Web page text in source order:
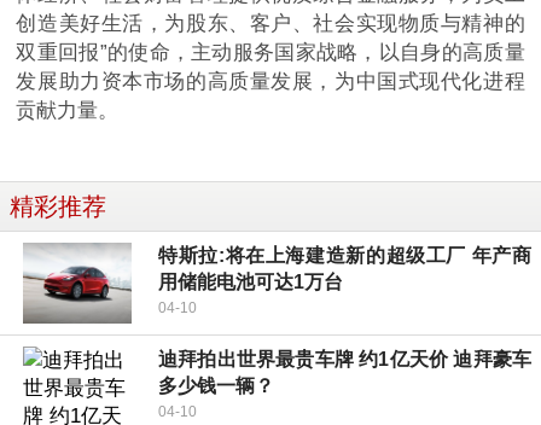
创造美好生活，为股东、客户、社会实现物质与精神的
双重回报”的使命，主动服务国家战略，以自身的高质量
发展助力资本市场的高质量发展，为中国式现代化进程
贡献力量。
精彩推荐
特斯拉:将在上海建造新的超级工厂 年产商
用储能电池可达1万台
04-10
迪拜拍出世界最贵车牌 约1亿天价 迪拜豪车
多少钱一辆？
04-10